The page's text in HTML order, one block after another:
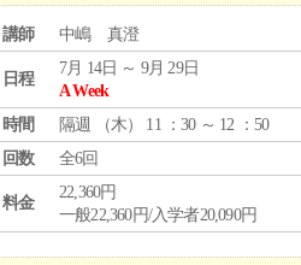
講師 中嶋 真澄
日程
7月 14日 ～ 9月 29日
A Week
時間
隔週 （木） 11 ：30 ～ 12 ：50
回数
全6回
料金
22,360円
一般22,360円/入学者20,090円